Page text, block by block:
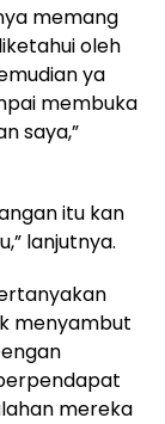
memang
oleh
ya
membuka
saya,”
itu kan
lanjutnya.
menyambut
mereka